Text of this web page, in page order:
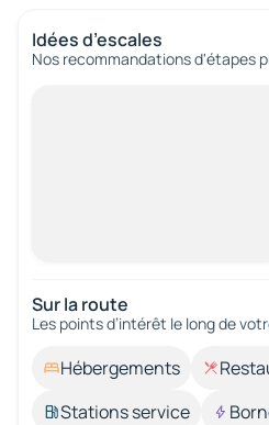
Idées d’escales
Nos recommandations d'étapes
Sur la route
Les points d’intérêt le long de
Hébergements
Stations service